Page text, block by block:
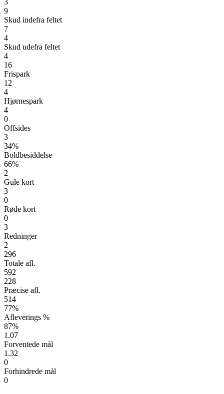
3
9
Skud indefra feltet
7
4
Skud udefra feltet
4
16
Frispark
12
4
Hjørnespark
4
0
Offsides
3
34%
Boldbesiddelse
66%
2
Gule kort
3
0
Røde kort
0
3
Redninger
2
296
Totale afl.
592
228
Præcise afl.
514
77%
Afleverings %
87%
1.07
Forventede mål
1.32
0
Forhindrede mål
0